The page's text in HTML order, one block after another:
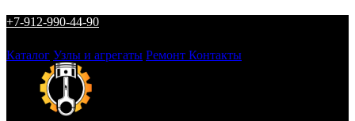
+7-912-990-44-90
Каталог Узлы и агрегаты Ремонт Контакты